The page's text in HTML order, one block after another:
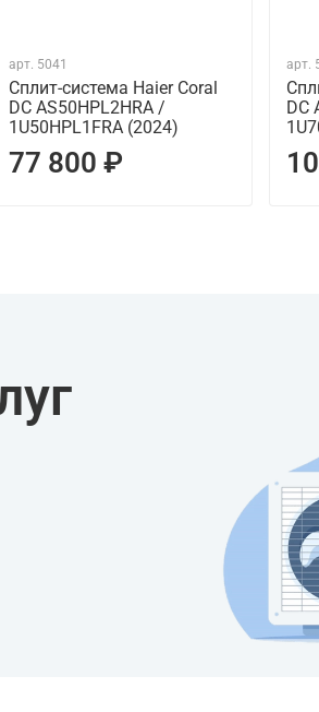
арт. 5041
Сплит-система Haier Coral
DC AS50HPL2HRA /
1U50HPL1FRA (2024)
77 800 ₽
арт.
DC